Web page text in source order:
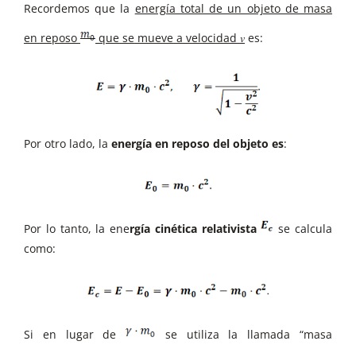
Recordemos que la energía total de un objeto de masa
en reposo
que se mueve a velocidad 𝑣 es:
Por otro lado, la energía en reposo del objeto es:
Por lo tanto, la energía cinética relativista
se calcula
como:
Si en lugar de
se utiliza la llamada “masa